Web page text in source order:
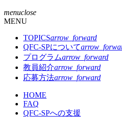
menuclose
MENU
TOPICSarrow_forward
QFC-SPについて
プログラムarrow_forward
教員紹介arrow_forward
応募方法arrow_forward
HOME
FAQ
QFC-SPへの支援